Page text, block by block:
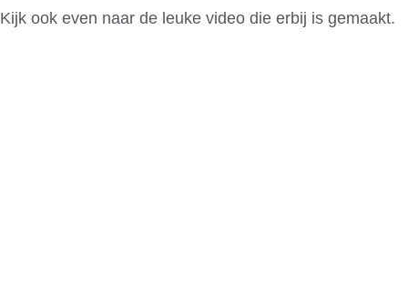
Kijk ook even naar de leuke video die erbij is gemaakt.